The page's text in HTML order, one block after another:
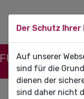
FÜR DIE PRAXIS
Der Schutz
Auf unserer
sind für die
dienen der
sind daher nicht